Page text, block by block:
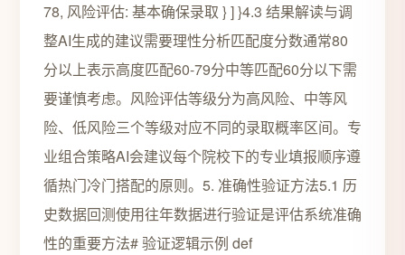
78, 风险评估: 基本确保录取 } ] }4.3 结果解读与调
整AI生成的建议需要理性分析匹配度分数通常80
分以上表示高度匹配60-79分中等匹配60分以下需
要谨慎考虑。风险评估等级分为高风险、中等风
险、低风险三个等级对应不同的录取概率区间。专
业组合策略AI会建议每个院校下的专业填报顺序遵
循热门冷门搭配的原则。5. 准确性验证方法5.1 历
史数据回测使用往年数据进行验证是评估系统准确
性的重要方法# 验证逻辑示例 def